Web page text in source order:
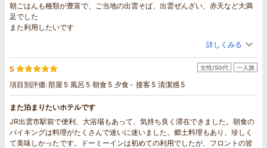
朝ごはんも種類が豊富で、ご当地の出雲そば、出雲ぜんざい、赤天など大満
足でした
また利用したいです
詳しくみる
5
項目別評価:部屋 5 風呂 5 朝食 5 夕食- 接客 5 清潔感 5
女性/50代 一人旅
また泊まりたいホテルです
JR出雲市駅前で便利、大浴場もあって、気持ち良く滞在できました。朝食の
バイキングは料理がたくさんで迷いに迷いました。郷土料理もあり、珍しく
て美味しかったです。ドーミーインは初めての利用でしたが、フロントの皆